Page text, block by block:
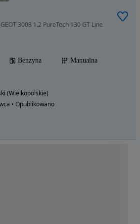
3008 1.2 PureTech 130 GT Line
Benzyna
Manualna
(Wielkopolskie)
• Opublikowano